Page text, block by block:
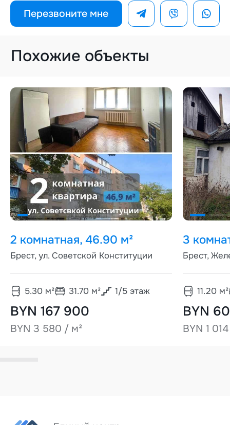
Перезвоните мне
Похожие объекты
2 комнатная, 46.90 м²
Брест, ул. Советской Конституции
5.30м² 31.70м² 1/5этаж
BYN 167 900
BYN 3 580 / м²
3
Брест,
11.20м²
BYN
BYN 1